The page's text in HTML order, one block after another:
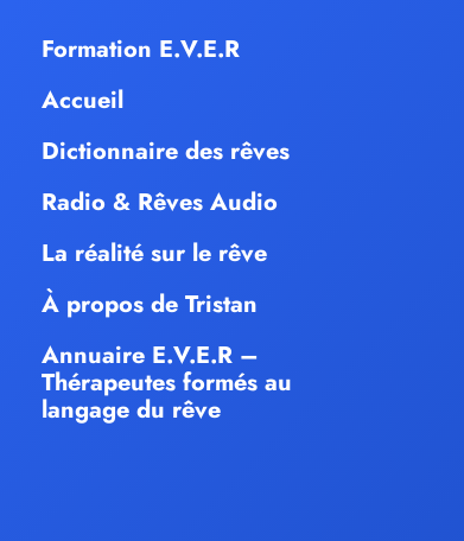
Formation E.V.E.R
Accueil
Dictionnaire des rêves
Radio & Rêves Audio
La réalité sur le rêve
À propos de Tristan
Annuaire E.V.E.R –
Thérapeutes formés au
langage du rêve